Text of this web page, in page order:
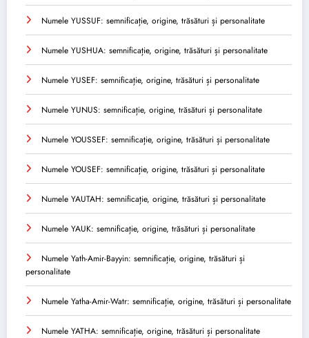
Numele YUSSUF: semnificație, origine, trăsături și personalitate
Numele YUSHUA: semnificație, origine, trăsături și personalitate
Numele YUSEF: semnificație, origine, trăsături și personalitate
Numele YUNUS: semnificație, origine, trăsături și personalitate
Numele YOUSSEF: semnificație, origine, trăsături și personalitate
Numele YOUSEF: semnificație, origine, trăsături și personalitate
Numele YAUTAH: semnificație, origine, trăsături și personalitate
Numele YAUK: semnificație, origine, trăsături și personalitate
Numele Yath-Amir-Bayyin: semnificație, origine, trăsături și
personalitate
Numele Yatha-Amir-Watr: semnificație, origine, trăsături și personalitate
Numele YATHA: semnificație, origine, trăsături și personalitate